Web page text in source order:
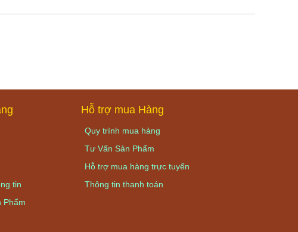
tin
Phẩm
Hỗ trợ mua Hàng
Quy trình mua hàng
Tư Vấn Sản Phẩm
Hỗ trợ mua hàng trực tuyến
Thông tin thanh toán